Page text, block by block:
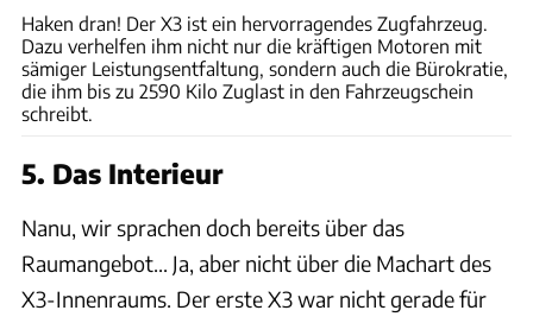
Haken dran! Der X3 ist ein hervorragendes Zugfahrzeug.
Dazu verhelfen ihm nicht nur die kräftigen Motoren mit
sämiger Leistungsentfaltung, sondern auch die Bürokratie,
die ihm bis zu 2590 Kilo Zuglast in den Fahrzeugschein
schreibt.
5. Das Interieur
Nanu, wir sprachen doch bereits über das
Raumangebot... Ja, aber nicht über die Machart des
X3-Innenraums. Der erste X3 war nicht gerade für